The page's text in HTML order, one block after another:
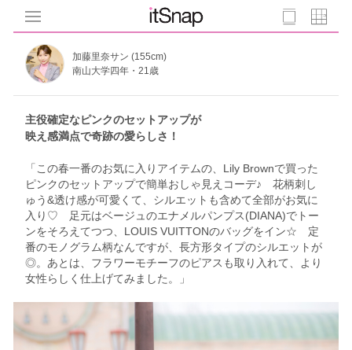
加藤里奈サン (155cm)
南山大学四年・21歳
主役確定なピンクのセットアップが
映え感満点で奇跡の愛らしさ！
「この春一番のお気に入りアイテムの、Lily Brownで買った
ピンクのセットアップで簡単おしゃ見えコーデ♪ 花柄刺し
ゅう&透け感が可愛くて、シルエットも含めて全部がお気に
入り♡ 足元はベージュのエナメルパンプス(DIANA)でトー
ンをそろえてつつ、LOUIS VUITTONのバッグをイン☆ 定
番のモノグラム柄なんですが、長方形タイプのシルエットが
◎。あとは、フラワーモチーフのピアスも取り入れて、より
女性らしく仕上げてみました。」